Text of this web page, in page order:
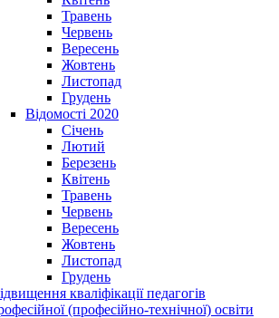
Травень
Червень
Вересень
Жовтень
Листопад
Грудень
Відомості 2020
Січень
Лютий
Березень
Квітень
Травень
Червень
Вересень
Жовтень
Листопад
Грудень
кваліфікації педагогів
(професійно-технічної) освіти